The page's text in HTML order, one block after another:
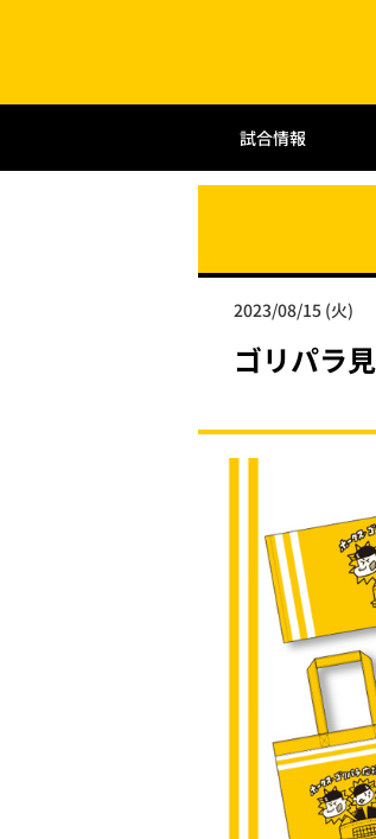
試合情報
2023/08/15 (火)
ゴリパラ